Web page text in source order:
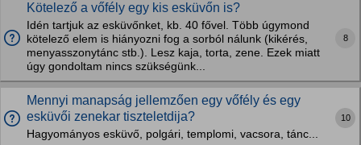
Kötelező a vőfély egy kis esküvőn is?
Idén tartjuk az esküvőnket, kb. 40 fővel. Több úgymond
kötelező elem is hiányozni fog a sorból nálunk (kikérés,
menyasszonytánc stb.). Lesz kaja, torta, zene. Ezek miatt
úgy gondoltam nincs szükségünk...
8
Mennyi manapság jellemzően egy vőfély és egy
esküvői zenekar tiszteletdija?
Hagyományos esküvő, polgári, templomi, vacsora, tánc...
10